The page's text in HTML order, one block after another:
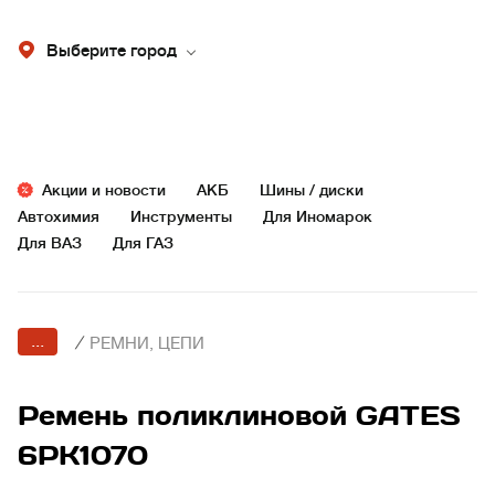
Выберите город
Акции и новости АКБ
Шины / диски
Автохимия
Инструменты
Для Иномарок
Для ВАЗ
Для ГАЗ
... / РЕМНИ, ЦЕПИ
Ремень поликлиновой GATES
6PK1070